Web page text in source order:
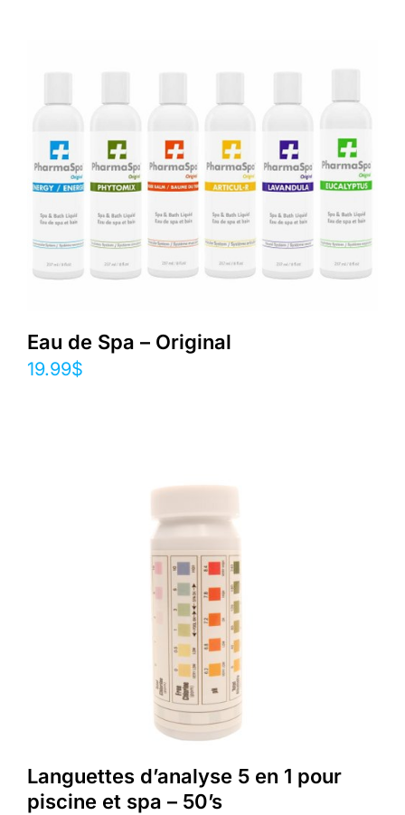
Eau de Spa – Original
19.99$
Languettes d’analyse 5 en 1 pour
piscine et spa – 50’s